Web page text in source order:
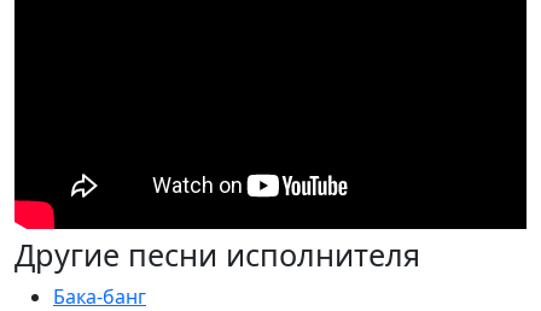
Другие песни исполнителя
Бака-банг